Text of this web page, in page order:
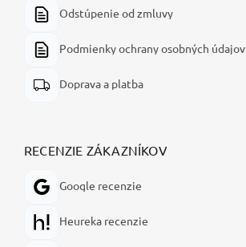
Odstúpenie od zmluvy
Podmienky ochrany osobných údajov
Doprava a platba
RECENZIE ZÁKAZNÍKOV
Google recenzie
Heureka recenzie